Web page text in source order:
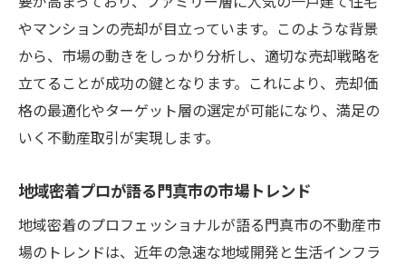
やマンションの売却が目立っています。このような背景
から、市場の動きをしっかり分析し、適切な売却戦略を
立てることが成功の鍵となります。これにより、売却価
格の最適化やターゲット層の選定が可能になり、満足の
いく不動産取引が実現します。
地域密着プロが語る門真市の市場トレンド
地域密着のプロフェッショナルが語る門真市の不動産市
場のトレンドは、近年の急速な地域開発と生活インフラ